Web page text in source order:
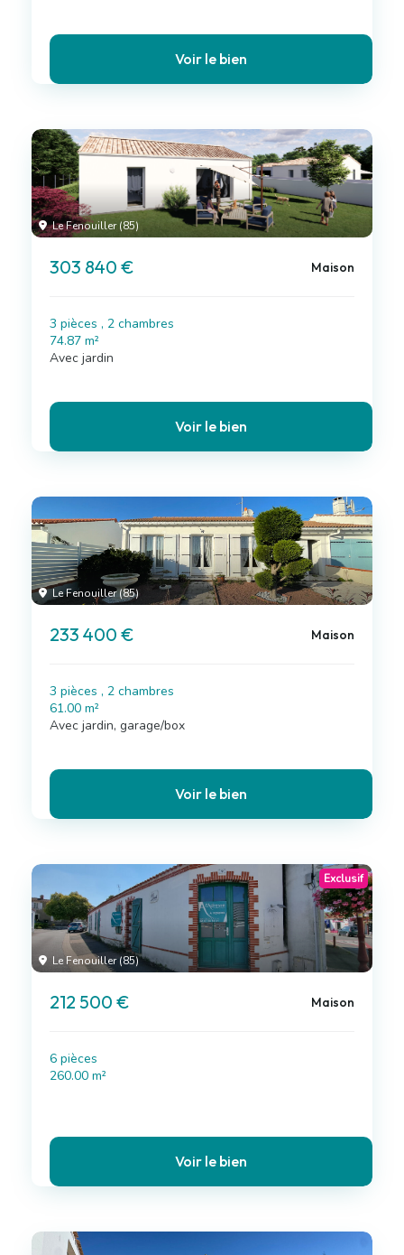
Voir le bien
Le Fenouiller (85)
303 840 € Maison
3 pièces , 2 chambres
74.87 m²
Avec jardin
Voir le bien
Le Fenouiller (85)
233 400 € Maison
3 pièces , 2 chambres
61.00 m²
Avec jardin, garage/box
Voir le bien
Le Fenouiller (85)
Exclusif
212 500 € Maison
6 pièces
260.00 m²
Voir le bien